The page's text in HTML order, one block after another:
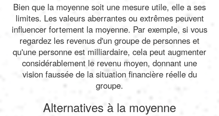
Bien que la moyenne soit une mesure utile, elle a ses
limites. Les valeurs aberrantes ou extrêmes peuvent
influencer fortement la moyenne. Par exemple, si vous
regardez les revenus d'un groupe de personnes et
qu'une personne est milliardaire, cela peut augmenter
considérablement le revenu moyen, donnant une
vision faussée de la situation financière réelle du
groupe.
Alternatives à la moyenne